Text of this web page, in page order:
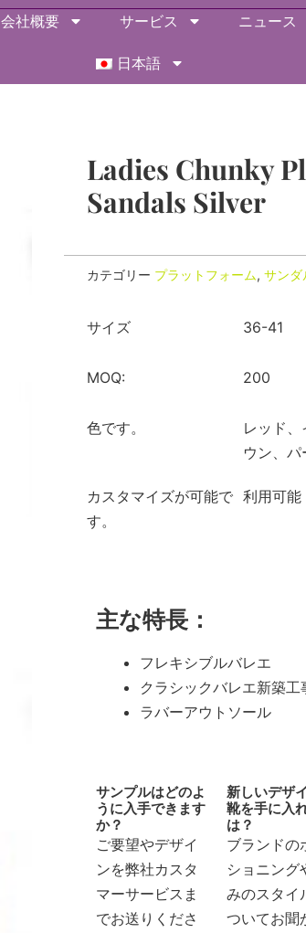
会社概要 サービス ニュース
日本語
Ladies Chunky
Sandals Silver
カテゴリー プラットフォーム, サンダ
サイズ 36-41
MOQ: 200
色です。
レッド
ウン、
カスタマイズが可能で
す。
利用可能
主な特長：
フレキシブルバレエ
クラシックバレエ新築工
ラバーアウトソール
サンプルはどのよ
うに入手できます
か？
ご要望やデザイ
ンを弊社カスタ
マーサービスま
でお送りくださ
新しいデザ
靴を手に入
は？
ブランドの
ショニング
みのスタイ
ついてお聞